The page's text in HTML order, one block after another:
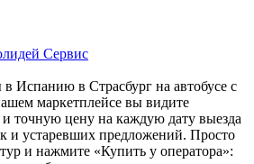
Сервис
Испанию в Страсбург на автобусе с
маркетплейсе вы видите
и точную цену на каждую дату выезда
и устаревших предложений. Просто
и нажмите «Купить у оператора»: